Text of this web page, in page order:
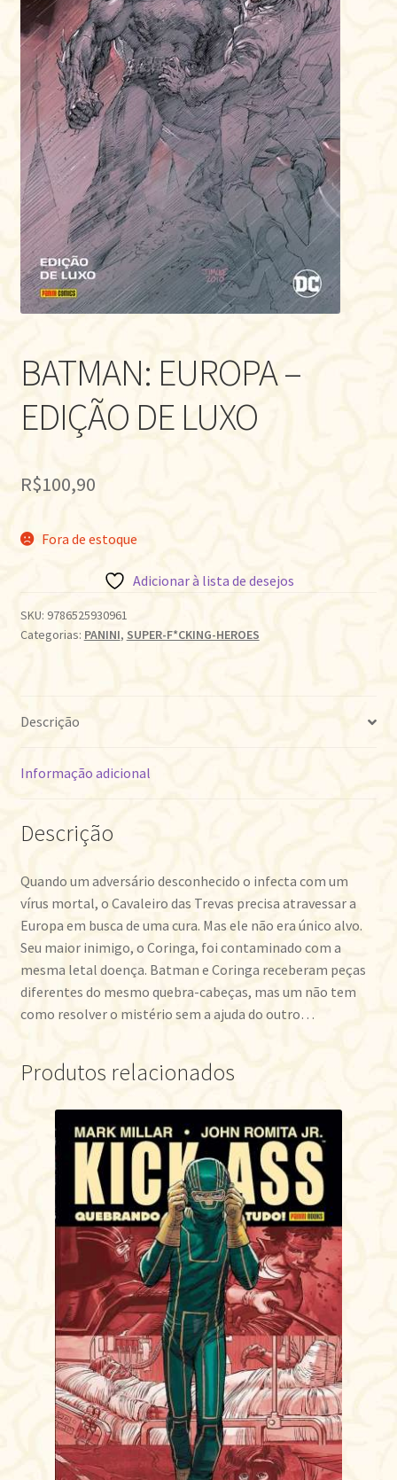
BATMAN: EUROPA –
EDIÇÃO DE LUXO
R$100,90
Fora de estoque
Adicionar à lista de desejos
SKU: 9786525930961
Categorias: PANINI, SUPER-F*CKING-HEROES
Descrição
Informação adicional
Descrição
Quando um adversário desconhecido o infecta com um
vírus mortal, o Cavaleiro das Trevas precisa atravessar a
Europa em busca de uma cura. Mas ele não era único alvo.
Seu maior inimigo, o Coringa, foi contaminado com a
mesma letal doença. Batman e Coringa receberam peças
diferentes do mesmo quebra-cabeças, mas um não tem
como resolver o mistério sem a ajuda do outro…
Produtos relacionados